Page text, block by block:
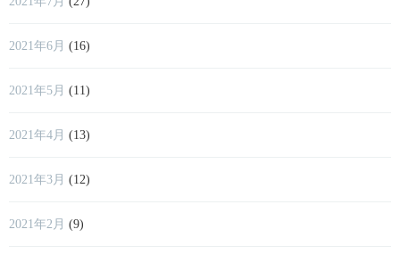
2021年6月 (16)
2021年5月 (11)
2021年4月 (13)
2021年3月 (12)
2021年2月 (9)